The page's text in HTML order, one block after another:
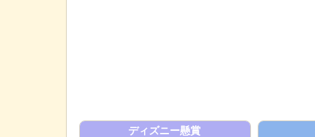
ディズニー懸賞